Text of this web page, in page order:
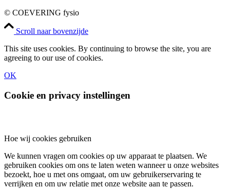
© COEVERING fysio
Scroll naar bovenzijde
This site uses cookies. By continuing to browse the site, you are
agreeing to our use of cookies.
OK
Cookie en privacy instellingen
Hoe wij cookies gebruiken
We kunnen vragen om cookies op uw apparaat te plaatsen. We
gebruiken cookies om ons te laten weten wanneer u onze websites
bezoekt, hoe u met ons omgaat, om uw gebruikerservaring te
verrijken en om uw relatie met onze website aan te passen.